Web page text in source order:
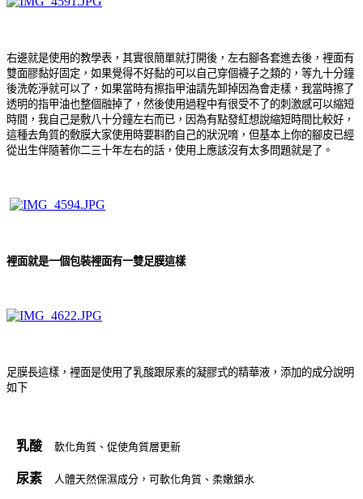
右邊就是使用的教學表，其實很簡單就打開後，左右腳各套進去後，裡面有
雙面膠黏好固定，如果覺得不好黏的可以自己穿個襪子之類的，等九十分鐘
後洗乾淨就可以了，如果當時有擦指甲油請先卸掉因為會走樣，我當時擦了
透明的指甲油也整個融掉了，然後使用過程中有很受不了的刺激感可以縮短
時間，我自己是敷八十分鐘左右而已，因為有點發紅想說縮短時間比較好，
這種去角質的敷膜大家使用時要斟酌自己的狀況唷，但基本上你的腳皮已經
從出生伴隨著你二三十年左右的話，使用上應該沒有太多問題就是了。
裡面就是一個包裝裡面有一雙足膜這樣
足膜長這樣，裡面是使用了乳酸跟尿素的凝膠式的精華液，添加的成分說明
如下
乳酸 軟化角質、促使角質層更新
尿素 人體天然保濕成分，可軟化角質、柔嫩鎖水